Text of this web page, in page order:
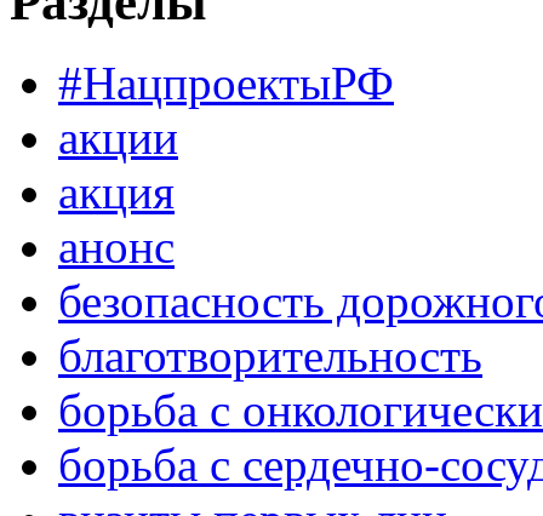
#НацпроектыРФ
акции
акция
анонс
безопасность
благотворительность
борьба с
борьба с сердечно-